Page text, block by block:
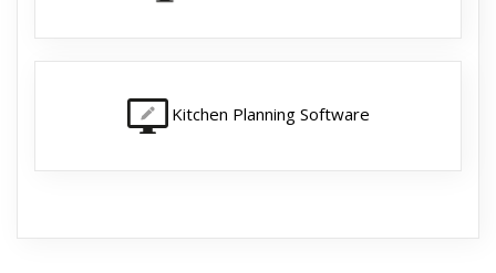
Kitchen Planning Software